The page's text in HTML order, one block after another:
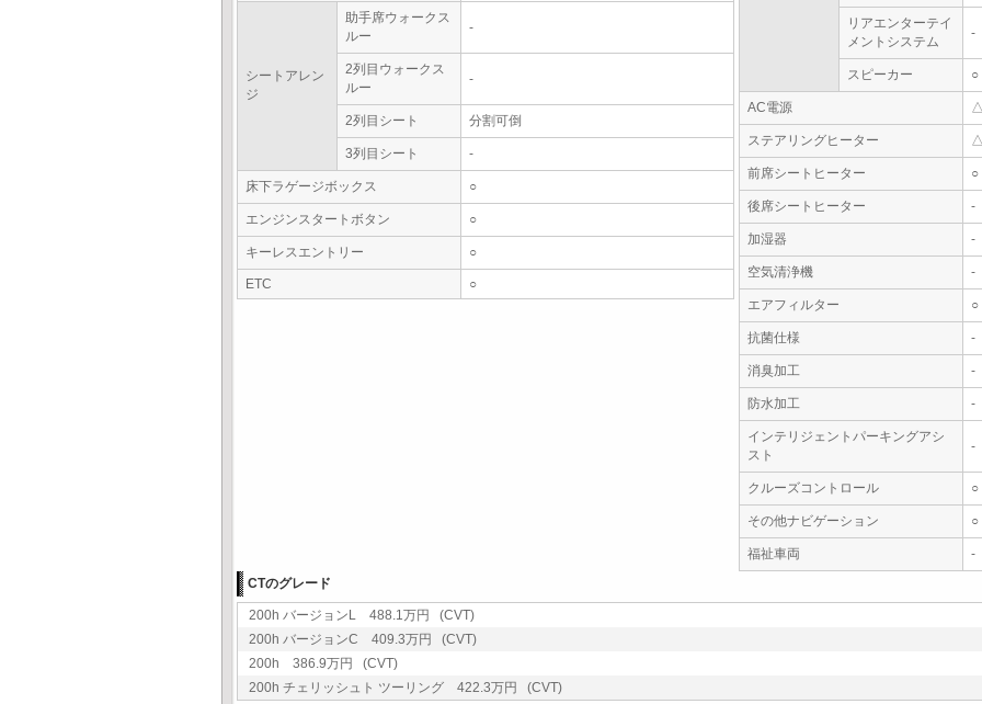
シートアレン
ジ
助手席ウォークス
ルー
-
2列目ウォークス
ルー
-
2列目シート 分割可倒
3列目シート -
床下ラゲージボックス ○
エンジンスタートボタン ○
キーレスエントリー ○
ETC ○
リアエンターテイ
メントシステム
-
スピーカー ○
AC電源
ステアリングヒーター
前席シートヒーター ○
後席シートヒーター -
加湿器 -
空気清浄機 -
エアフィルター ○
抗菌仕様 -
消臭加工 -
防水加工 -
インテリジェントパーキングアシ
スト
-
クルーズコントロール ○
その他ナビゲーション ○
福祉車両
-
CTのグレード
200h バージョンL 488.1万円 (CVT)
200h バージョンC 409.3万円 (CVT)
200h 386.9万円 (CVT)
200h チェリッシュト ツーリング 422.3万円 (CVT)